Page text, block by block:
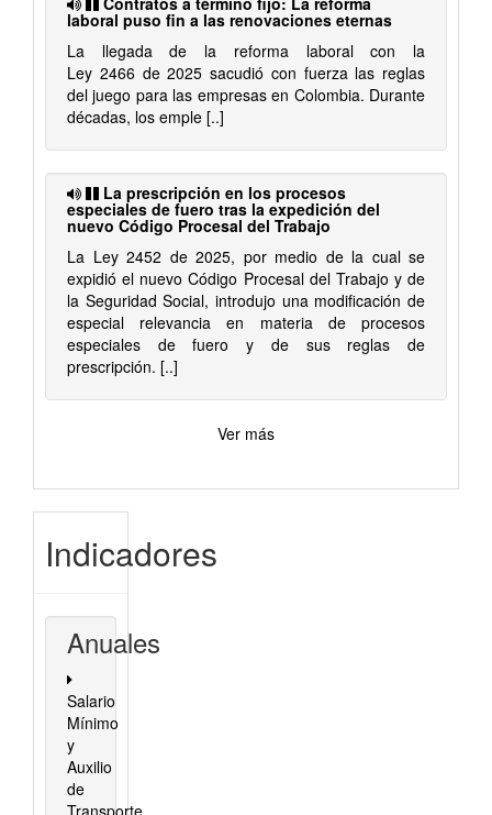
laboral puso fin a las renovaciones eternas
La llegada de la reforma laboral con la
Ley 2466 de 2025 sacudió con fuerza las reglas
del juego para las empresas en Colombia. Durante
décadas, los emple [..]
La prescripción en los procesos
especiales de fuero tras la expedición del
nuevo Código Procesal del Trabajo
La Ley 2452 de 2025, por medio de la cual se
expidió el nuevo Código Procesal del Trabajo y de
la Seguridad Social, introdujo una modificación de
especial relevancia en materia de procesos
especiales de fuero y de sus reglas de
prescripción. [..]
Ver más
Indicadores
Anuales
Salario
Mínimo
y
Auxilio
de
Transporte